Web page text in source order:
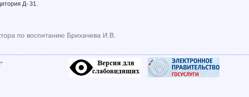
Д- 31.
по воспитанию Брихачева И.В.